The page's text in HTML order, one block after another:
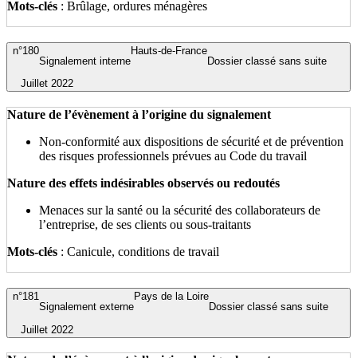
Mots-clés : Brûlage, ordures ménagères
Juillet 2022
Dossier classé sans suite
Hauts-de-France
Signalement interne
n°180
Nature de l’évènement à l’origine du signalement
Non-conformité aux dispositions de sécurité et de prévention
des risques professionnels prévues au Code du travail
Nature des effets indésirables observés ou redoutés
Menaces sur la santé ou la sécurité des collaborateurs de
l’entreprise, de ses clients ou sous-traitants
Mots-clés : Canicule, conditions de travail
Juillet 2022
Dossier classé sans suite
Pays de la Loire
Signalement externe
n°181